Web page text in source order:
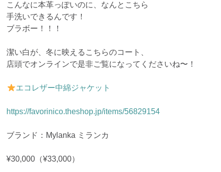
こんなに本革っぽいのに、なんとこちら
手洗いできるんです！
ブラボー！！！
潔い白が、冬に映えるこちらのコート、
店頭でオンラインで是非ご覧になってくださいね〜！
エコレザー中綿ジャケット
https://favorinico.theshop.jp/items/56829154
ブランド：Mylanka ミランカ
¥30,000（¥33,000）